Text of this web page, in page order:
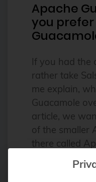
Alpine
alternatives
anleitung
Ansible
Ansible
Ansible Module
Apache
Apache
Apache
you prefer
If you had the
rather take
me explain,
Guacamole
article, we
of the smaller
there called